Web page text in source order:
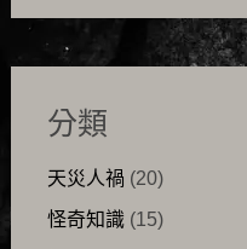
分類
天災人禍 (20)
怪奇知識(15)